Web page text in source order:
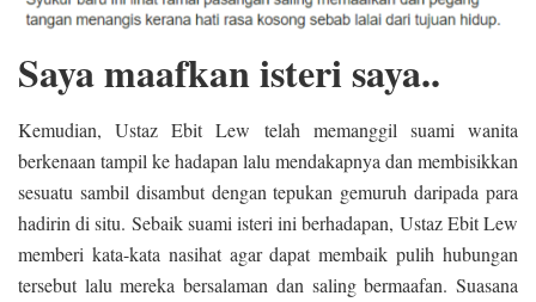
Saya maafkan isteri saya..
Kemudian, Ustaz Ebit Lew telah memanggil suami wanita
berkenaan tampil ke hadapan lalu mendakapnya dan membisikkan
sesuatu sambil disambut dengan tepukan gemuruh daripada para
hadirin di situ. Sebaik suami isteri ini berhadapan, Ustaz Ebit Lew
memberi kata-kata nasihat agar dapat membaik pulih hubungan
tersebut lalu mereka bersalaman dan saling bermaafan. Suasana